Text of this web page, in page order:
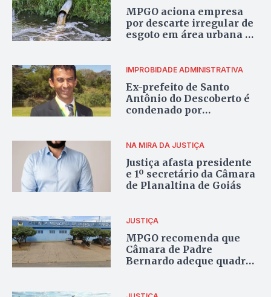
MPGO aciona empresa
por descarte irregular de
esgoto em área urbana de
IMPROBIDADE ADMINISTRATIVA
Ex-prefeito de Santo
Antônio do Descoberto é
condenado por
denúncia do MPGO
NA MIRA DA JUSTIÇA
Justiça afasta presidente
e 1º secretário da Câmara
de Planaltina de Goiás
JUSTIÇA
MPGO recomenda que
Câmara de Padre
Bernardo adeque quadro